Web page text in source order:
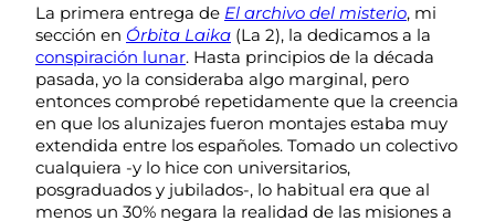
La primera entrega de El archivo del misterio, mi
sección en Órbita Laika (La 2), la dedicamos a la
conspiración lunar. Hasta principios de la década
pasada, yo la consideraba algo marginal, pero
entonces comprobé repetidamente que la creencia
en que los alunizajes fueron montajes estaba muy
extendida entre los españoles. Tomado un colectivo
cualquiera -y lo hice con universitarios,
posgraduados y jubilados-, lo habitual era que al
menos un 30% negara la realidad de las misiones a